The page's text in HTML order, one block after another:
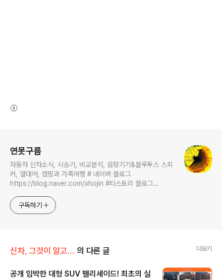
연못구름
자동차 신차소식, 시승기, 비교분석, 음향기기&블루투스 스피
커, 열대어, 캠핑과 가족여행 # 네이버 블로그
https://blog.naver.com/xhojin #티스토리 블로그
https://www.youtube.com/c/연못구름 콜라보 문의는
xhojin@naver.com 으로 주시면 신속하게 답변 드리겠습니
구독하기
신차, 그것이 알고 싶다 의 다른 글 더보기
공개 임박한 대형 SUV 팰리세이드! 최초의 실